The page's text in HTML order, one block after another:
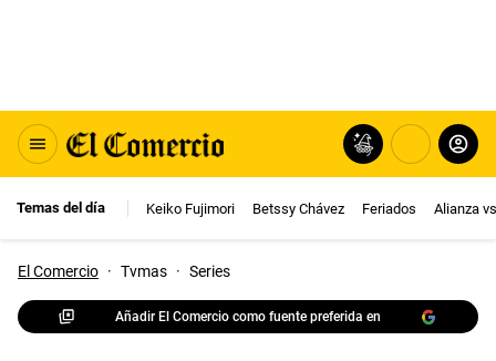
Temas del día Keiko Fujimori Betssy Chávez Feriados Alianza
El Comercio · Tvmas · Series
Añadir El Comercio como fuente preferida en